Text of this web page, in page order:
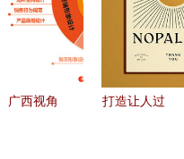
广西视角
打造让人过